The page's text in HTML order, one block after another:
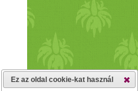
Ez az oldal cookie-kat használ